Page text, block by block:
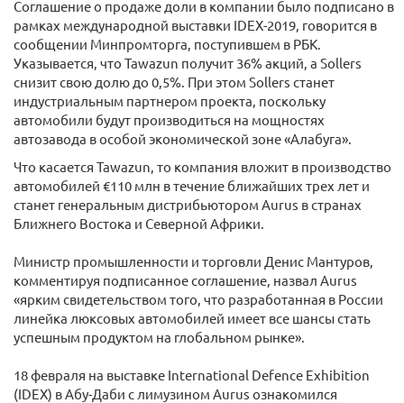
Соглашение о продаже доли в компании было подписано в
рамках международной выставки IDEX-2019, говорится в
сообщении Минпромторга, поступившем в РБК.
Указывается, что Tawazun получит 36% акций, а Sollers
снизит свою долю до 0,5%. При этом Sollers станет
индустриальным партнером проекта, поскольку
автомобили будут производиться на мощностях
автозавода в особой экономической зоне «Алабуга».
Что касается Tawazun, то компания вложит в производство
автомобилей €110 млн в течение ближайших трех лет и
станет генеральным дистрибьютором Aurus в странах
Ближнего Востока и Северной Африки.
Министр промышленности и торговли Денис Мантуров,
комментируя подписанное соглашение, назвал Aurus
«ярким свидетельством того, что разработанная в России
линейка люксовых автомобилей имеет все шансы стать
успешным продуктом на глобальном рынке».
18 февраля на выставке International Defence Exhibition
(IDEX) в Абу-Даби с лимузином Aurus ознакомился